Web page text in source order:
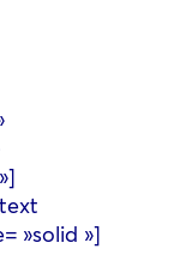
»solid »]